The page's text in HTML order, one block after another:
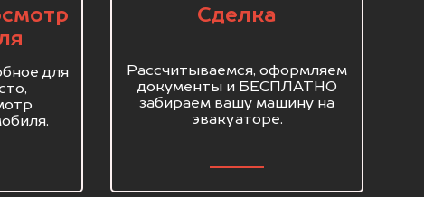
для
Сделка
Рассчитываемся, оформляем
документы и БЕСПЛАТНО
забираем вашу машину на
эвакуаторе.